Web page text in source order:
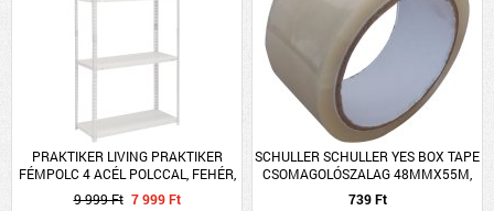
PRAKTIKER LIVING PRAKTIKER
FÉMPOLC 4 ACÉL POLCCAL, FEHÉR,
150X75X30CM
9 999 Ft 7 999 Ft
SCHULLER SCHULLER YES BOX TAPE
CSOMAGOLÓSZALAG 48MMX55M,
ÁTLÁTSZÓ
739 Ft